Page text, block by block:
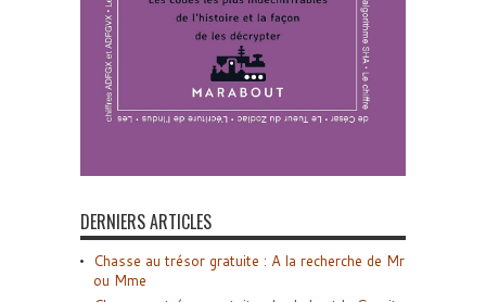
DERNIERS ARTICLES
Chasse au trésor gratuite : A la recherche de Mr
ou Mme